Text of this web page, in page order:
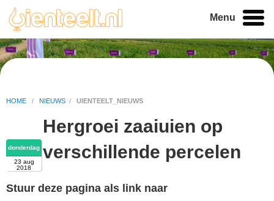
Menu
HOME / NIEUWS / UIENTEELT_NIEUWS
Hergroei zaaiuien op
verschillende percelen
donderdag
23 aug
2018
Stuur deze pagina als link naar